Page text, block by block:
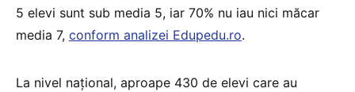
5 elevi sunt sub media 5, iar 70% nu iau nici măcar
media 7, conform analizei Edupedu.ro.
La nivel național, aproape 430 de elevi care au